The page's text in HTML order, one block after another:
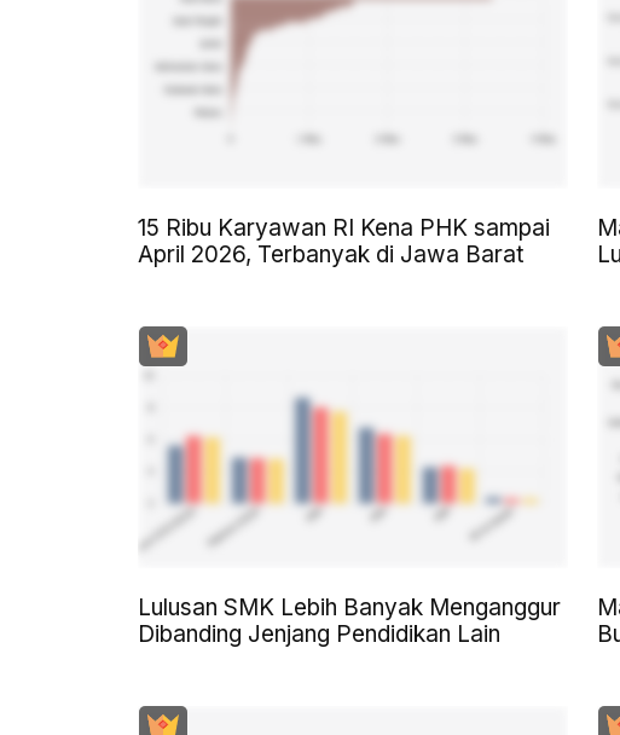
15 Ribu Karyawan RI Kena PHK sampai
April 2026, Terbanyak di Jawa Barat
Lulusan SMK Lebih Banyak Menganggur
Dibanding Jenjang Pendidikan Lain